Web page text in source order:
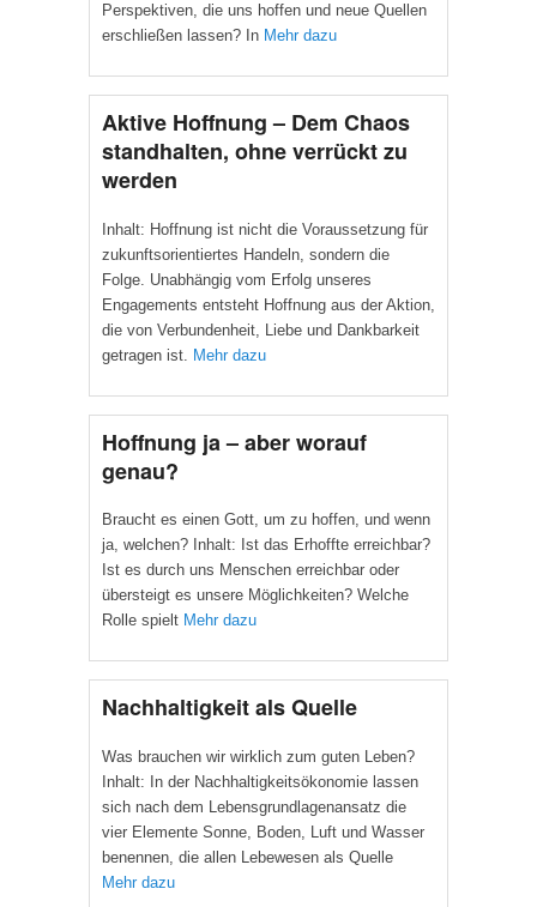
Perspektiven, die uns hoffen und neue Quellen
erschließen lassen? In Mehr dazu
Aktive Hoffnung – Dem Chaos
standhalten, ohne verrückt zu
werden
Inhalt: Hoffnung ist nicht die Voraussetzung für
zukunftsorientiertes Handeln, sondern die
Folge. Unabhängig vom Erfolg unseres
Engagements entsteht Hoffnung aus der Aktion,
die von Verbundenheit, Liebe und Dankbarkeit
getragen ist.
Mehr dazu
Hoffnung ja – aber worauf
genau?
Braucht es einen Gott, um zu hoffen, und wenn
ja, welchen? Inhalt: Ist das Erhoffte erreichbar?
Ist es durch uns Menschen erreichbar oder
übersteigt es unsere Möglichkeiten? Welche
Rolle spielt Mehr dazu
Nachhaltigkeit als Quelle
Was brauchen wir wirklich zum guten Leben?
Inhalt: In der Nachhaltigkeitsökonomie lassen
sich nach dem Lebensgrundlagenansatz die
vier Elemente Sonne, Boden, Luft und Wasser
benennen, die allen Lebewesen als Quelle
Mehr dazu